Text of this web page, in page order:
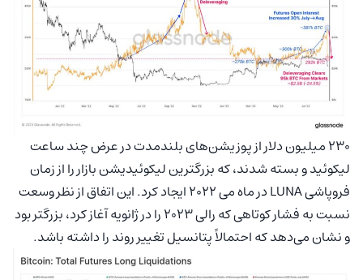
۲۳۰ میلیون دلار از پوزیشن‌های بلندمدت در عرض چند ساعت
لیکوئید و بسته شدند، که بزرگترین لیکوئیدیشن بازار را از زمان
فروپاشی LUNA در ماه می ۲۰۲۲ ایجاد کرد. این اتفاق از نظر وسعت
نسبت به فشار کوتاهی که رالی ۲۰۲۳ را در ژانویه آغاز کرد، بزرگتر بود
و نشان می‌دهد که احتمالاً پتانسیل تغییر روند را داشته باشد.